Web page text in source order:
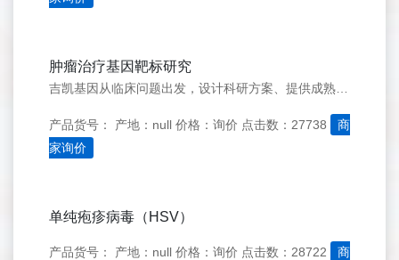
肿瘤治疗基因靶标研究
产品货号： 产地：null 价格：询价 点击数：27738
商
家询价
单纯疱疹病毒（HSV）
产品货号： 产地：null 价格：询价 点击数：28722
商